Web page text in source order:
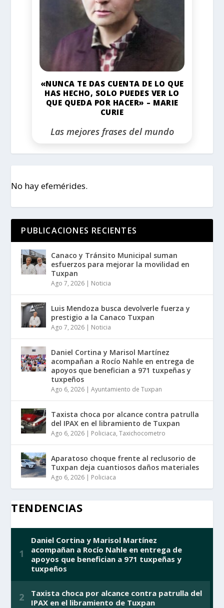
«NUNCA TE DAS CUENTA DE LO QUE
HAS HECHO, SOLO PUEDES VER LO
QUE QUEDA POR HACER» – MARIE
CURIE
Las mejores frases del mundo
No hay efemérides.
PUBLICACIONES RECIENTES
Canaco y Tránsito Municipal suman
esfuerzos para mejorar la movilidad en
Tuxpan
Ago 7, 2026 | Noticia
Luis Mendoza busca devolverle fuerza y
prestigio a la Canaco Tuxpan
Ago 7, 2026 | Noticia
Daniel Cortina y Marisol Martínez
acompañan a Rocío Nahle en entrega de
apoyos que benefician a 971 tuxpeñas y
tuxpeños
Ago 6, 2026 |Ayuntamiento de Tuxpan
Taxista choca por alcance contra patrulla
del IPAX en el libramiento de Tuxpan
Ago 6, 2026 | Policiaca,Taxichocometro
Aparatoso choque frente al reclusorio de
Tuxpan deja cuantiosos daños materiales
Ago 6, 2026 | Policiaca
TENDENCIAS